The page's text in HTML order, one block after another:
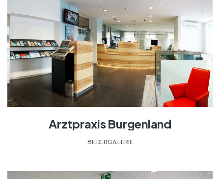
Arztpraxis Burgenland
BILDERGALIERIE